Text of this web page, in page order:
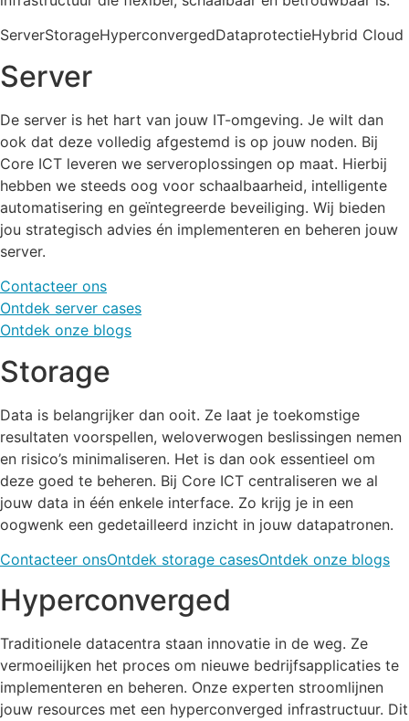
ServerStorageHyperconvergedDataprotectieHybrid Cloud
Server
De server is het hart van jouw IT-omgeving. Je wilt dan
ook dat deze volledig afgestemd is op jouw noden. Bij
Core ICT leveren we serveroplossingen op maat. Hierbij
hebben we steeds oog voor schaalbaarheid, intelligente
automatisering en geïntegreerde beveiliging. Wij bieden
jou strategisch advies én implementeren en beheren jouw
server.
Contacteer ons
Ontdek server cases
Ontdek onze blogs
Storage
Data is belangrijker dan ooit. Ze laat je toekomstige
resultaten voorspellen, weloverwogen beslissingen nemen
en risico’s minimaliseren. Het is dan ook essentieel om
deze goed te beheren. Bij Core ICT centraliseren we al
jouw data in één enkele interface. Zo krijg je in een
oogwenk een gedetailleerd inzicht in jouw datapatronen.
Contacteer onsOntdek storage casesOntdek onze blogs
Hyperconverged
Traditionele datacentra staan innovatie in de weg. Ze
vermoeilijken het proces om nieuwe bedrijfsapplicaties te
implementeren en beheren. Onze experten stroomlijnen
jouw resources met een hyperconverged infrastructuur. Dit